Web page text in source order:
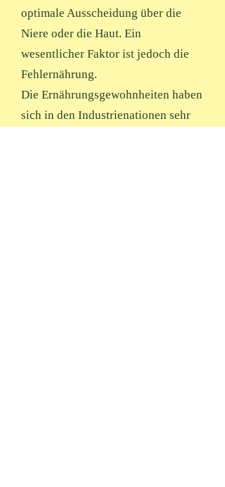
optimale Ausscheidung über die
Niere oder die Haut. Ein
wesentlicher Faktor ist jedoch die
Fehlernährung.
Die Ernährungsgewohnheiten haben
sich in den Industrienationen sehr